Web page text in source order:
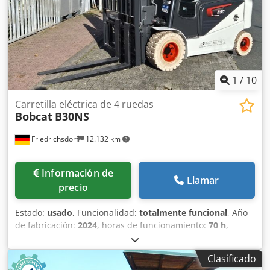
neumático trasero: Poliuretano Estado del neumático
trasero: 80 - 100% Batería Voltios: 24V Batería Ah: 60Ah
Tipo de batería: Ion de litio Año de fabricación de la
batería: 2026 Estado de la batería: 80 - 100% Certificado
CE, Batería de ion de litio libre de mantenimiento 24 V
1 / 10
Friedrichsdorf 12.132 km
Carretilla eléctrica de 4 ruedas
Bobcat B30NS
Información de
precio
Llamar
Estado: usado, Funcionalidad: totalmente funcional, Año
de fabricación: 2024, horas de funcionamiento: 70 h,
3.000 kg, altura de elevación:
mm, ascensor libre:1.475 mm, tipo de combustible:
eléctrico
triple, altura de construcción:
Clasificado